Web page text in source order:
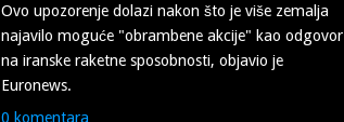
Ovo upozorenje dolazi nakon što je više zemalja
najavilo moguće "obrambene akcije" kao odgovor
na iranske raketne sposobnosti, objavio je
Euronews.
0 komentara